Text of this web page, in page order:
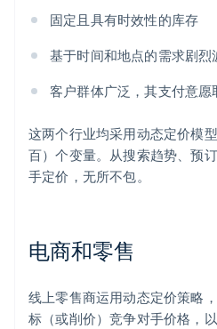
固定且具有时效性的库存
基于时间和地点的需求剧烈
客户群体广泛，其支付意
这两个行业均采用动态定价模
百）个变量。从搜索趋势、预
手定价，无所不包。
电商和零售
线上零售商运用动态定价策略
标（或削价）竞争对手价格，